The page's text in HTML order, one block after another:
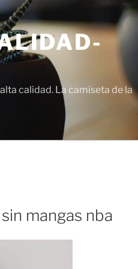
calidad. La camiseta de la
mangas nba